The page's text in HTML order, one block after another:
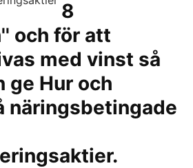
8
och för att
med vinst så
ge Hur och
näringsbetingade